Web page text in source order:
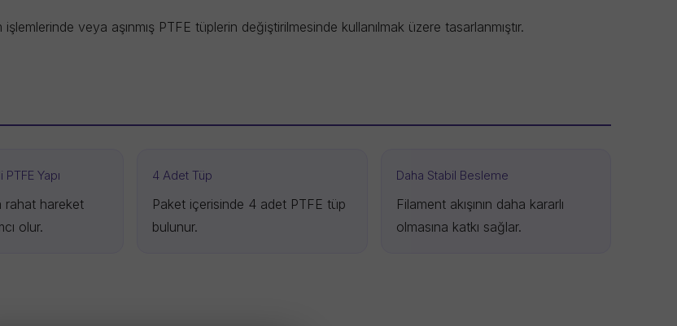
veya aşınmış PTFE tüplerin değiştirilmesinde kullanılmak üzere tasarlanmıştır.
Yapı
rahat hareket
olur.
4 Adet Tüp
Paket içerisinde 4 adet PTFE tüp
bulunur.
Daha Stabil Besleme
Filament akışının daha kararlı
olmasına katkı sağlar.